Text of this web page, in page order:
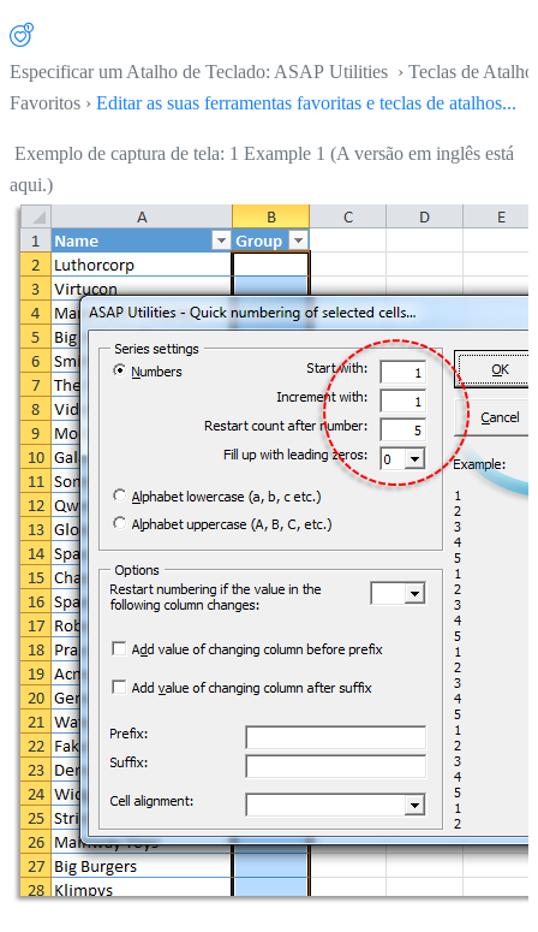
Especificar um Atalho de Teclado: ASAP Utilities › Teclas de Atalho
Favoritos › Editar as suas ferramentas favoritas e teclas de atalhos...
Exemplo de captura de tela: 1 Example 1 (A versão em inglês está
aqui.)